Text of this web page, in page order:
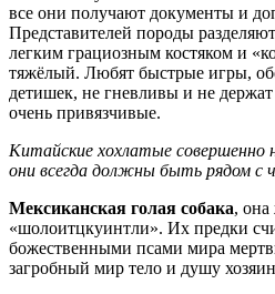
все они получают документы и
Представителей породы
легким грациозным костяком и
тяжёлый. Любят быстрые игры,
детишек, не гневливы и не
очень привязчивые.
Китайские хохлатые совершенно
они всегда должны быть рядом с
Мексиканская голая собака, она
«шолоитцкуинтли». Их предки
божественными псами мира
загробный мир тело и душу